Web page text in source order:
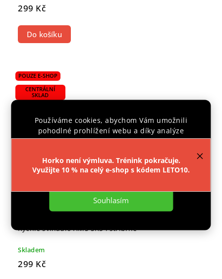
Používáme cookies, abychom Vám umožnili
pohodlné prohlížení webu a díky analýze
provozu webu neustále zlepšovali jeho funkce,
Nastavení
Souhlasím
Horko není výmluva. Trénink pokračuje.
Využijte 10 % na celý e-shop s kódem LETO10.
299 Kč
Do košíku
POUZE E-SHOP
CENTRÁLNÍ
SKLAD
Rychlé švihadlo HMS SK54 stříbrné
Skladem
299 Kč